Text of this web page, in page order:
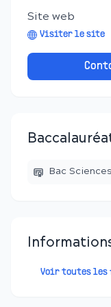
Site web
Visiter le site
Bac
Voir toutes les